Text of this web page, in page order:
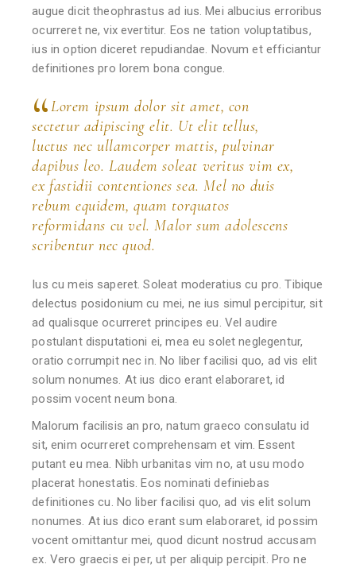
augue dicit theophrastus ad ius. Mei albucius erroribus
ocurreret ne, vix evertitur. Eos ne tation voluptatibus,
ius in option diceret repudiandae. Novum et efficiantur
definitiones pro lorem bona congue.
Lorem ipsum dolor sit amet, con
sectetur adipiscing elit. Ut elit tellus,
luctus nec ullamcorper mattis, pulvinar
dapibus leo. Laudem soleat veritus vim ex,
ex fastidii contentiones sea. Mel no duis
rebum equidem, quam torquatos
reformidans cu vel. Malor sum adolescens
scribentur nec quod.
Ius cu meis saperet. Soleat moderatius cu pro. Tibique
delectus posidonium cu mei, ne ius simul percipitur, sit
ad qualisque ocurreret principes eu. Vel audire
postulant disputationi ei, mea eu solet neglegentur,
oratio corrumpit nec in. No liber facilisi quo, ad vis elit
solum nonumes. At ius dico erant elaboraret, id
possim vocent neum bona.
Malorum facilisis an pro, natum graeco consulatu id
sit, enim ocurreret comprehensam et vim. Essent
putant eu mea. Nibh urbanitas vim no, at usu modo
placerat honestatis. Eos nominati definiebas
definitiones cu. No liber facilisi quo, ad vis elit solum
nonumes. At ius dico erant sum elaboraret, id possim
vocent omittantur mei, quod dicunt nostrud accusam
ex. Vero graecis ei per, ut per aliquip percipit. Pro ne